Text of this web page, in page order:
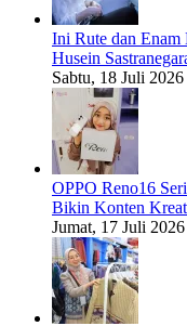
Ini Rute dan Enam
Husein
Sabtu, 18 Juli
OPPO Reno16
Bikin Konten
Jumat, 17 Juli